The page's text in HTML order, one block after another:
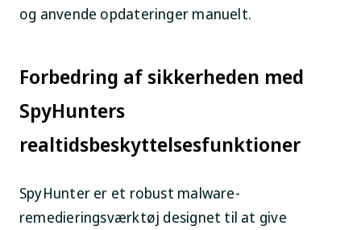
og anvende opdateringer manuelt.
Forbedring af sikkerheden med
SpyHunters
realtidsbeskyttelsesfunktioner
SpyHunter er et robust malware-
remedieringsværktøj designet til at give